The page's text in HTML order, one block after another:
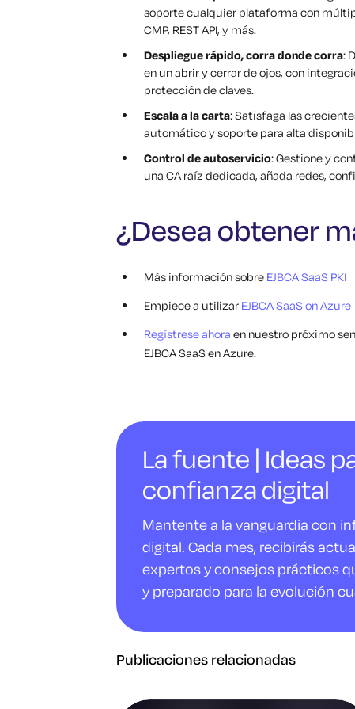
soporte cualquier plataforma con
CMP, REST API, y más.
Despliegue rápido, corra donde corra:
en un abrir y cerrar de ojos, con
protección de claves.
Escala a la carta: Satisfaga las
automático y soporte para alta
Control de autoservicio: Gestione y
una CA raíz dedicada, añada redes,
¿Desea obtener
Más información sobre EJBCA SaaS PKI
Empiece a utilizar EJBCA SaaS on Azure
Regístrese ahora en nuestro próximo
EJBCA SaaS en Azure.
La fuente | Ideas
confianza digital
Mantente a la vanguardia con
digital. Cada mes, recibirás
expertos y consejos prácticos
y preparado para la evolución
Publicaciones relacionadas